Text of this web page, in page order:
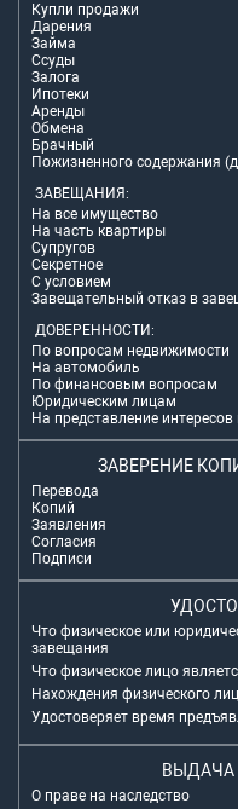
Купли продажи
Дарения
Займа
Ссуды
Залога
Ипотеки
Аренды
Обмена
Брачный
Пожизненного содержания
ЗАВЕЩАНИЯ:
На все имущество
На часть квартиры
Супругов
Секретное
С условием
Завещательный отказ в
ДОВЕРЕННОСТИ:
По вопросам недвижимости
На автомобиль
По финансовым вопросам
Юридическим лицам
На представление
ЗАВЕРЕНИЕ
Перевода
Копий
Заявления
Согласия
Подписи
Что физическое или
завещания
Что физическое лицо
Нахождения физического
Удостоверяет время
ВЫДАЧА
О праве на наследство